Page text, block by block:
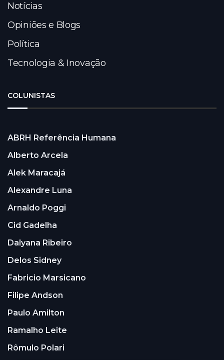
Notícias
Opiniões e Blogs
Política
Tecnologia & Inovação
COLUNISTAS
ABRH Referência Humana
Alberto Arcela
Alek Maracajá
Alexandre Luna
Arnaldo Poggi
Cid Gadelha
Dalyana Ribeiro
Delos Sidney
Fabricio Marsicano
Filipe Andson
Paulo Amilton
Ramalho Leite
Rômulo Polari